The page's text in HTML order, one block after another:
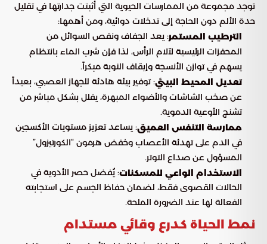
توجد مجموعة من الممارسات الحيوية التي أثبتت جدارتها في تقليل
حدة الألم دون الحاجة إلى تدخلات دوائية، ومن أهمها:
الترطيب المستمر: يعد الجفاف ونقص السوائل من
المحفزات الرئيسية لآلام الرأس، لذا فإن شرب الماء بانتظام
يسهم في توازن الأنسجة وإيقاف النوبة مبكراً.
تعديل المحيط البيئي: توفير بيئة هادئة للجهاز العصبي، بعيداً
عن صخب الشاشات والأضواء المبهرة، يقلل بشكل مباشر من
تشنج الأوعية الدموية.
ممارسة التنفس العميق: يساعد تعزيز مستويات الأكسجين
في الدم على تهدئة الأعصاب وخفض هرمون “الكورتيزول”
المسؤول عن صداع التوتر.
الاستخدام الواعي للمسكنات: يُفضل حصر الأدوية في
الحالات القصوى فقط، لضمان حفاظ الجسم على استجابته
الفعالة لها عند الضرورة الملحة.
نمط الحياة كدرع وقائي مستدام